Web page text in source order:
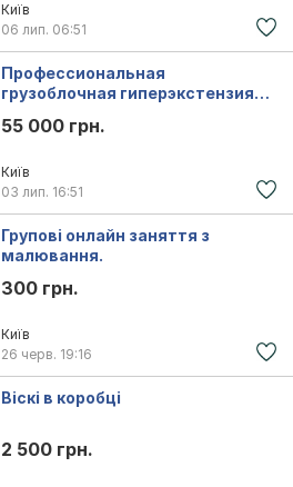
Київ
06 лип. 06:51
Профессиональная
грузоблочная гиперэкстензия
55 000 грн.
Київ
03 лип. 16:51
Групові онлайн заняття з
малювання.
300 грн.
Київ
26 черв. 19:16
Віскі в коробці
2 500 грн.